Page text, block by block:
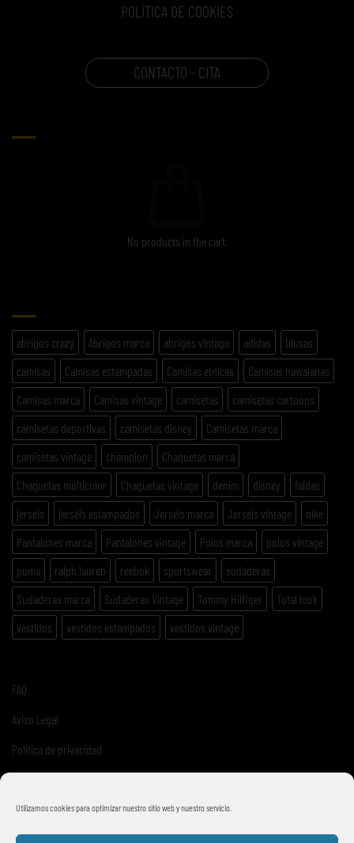
Utilizamos cookies para optimizar nuestro sitio web y nuestro servicio.
POLÍTICA DE COOKIES
CONTACTO - CITA
No products in the cart.
abrigos crazy Abrigos marca abrigos vintage adidas
blusas
camisas
Camisas estampadas Camisas etnicas
Camisas hawaianas
Camisas marca
Camisas vintage camisetas
camisetas cartoons
camisetas deportivas
camisetas disney
Camisetas marca
camisetas vintage
champion
Chaquetas marca
Chaquetas multicolor
Chaquetas vintage denim disney
faldas
jerséis
jerséis estampados Jerséis marca Jerséis vintage
nike
Pantalones marca
Pantalones vintage Polos marca
polos vintage
puma
ralph lauren reebok sportswear
sudaderas
Sudaderas marca
Sudaderas Vintage Tommy Hilfiger
Total look
vestidos
vestidos estampados vestidos vintage
FAQ
Aviso Legal
Politica de privacidad